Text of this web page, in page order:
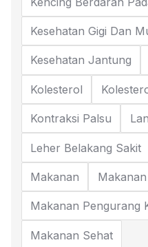
Kesehatan Gigi Dan
Kesehatan Jantung
Kolesterol
Kontraksi Palsu
Leher Belakang Sakit
Makanan
Makanan Pengurang
Makanan Sehat